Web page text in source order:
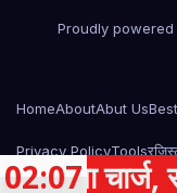
Proudly powered
HomeAboutAbut Us
Privacy PolicyTools
सरकार
02:07